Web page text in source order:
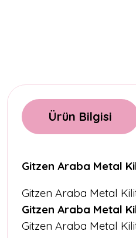
Ürün Bilgisi
Gitzen Araba Metal
Gitzen Araba Metal
Gitzen Araba Metal
Gitzen Araba Metal